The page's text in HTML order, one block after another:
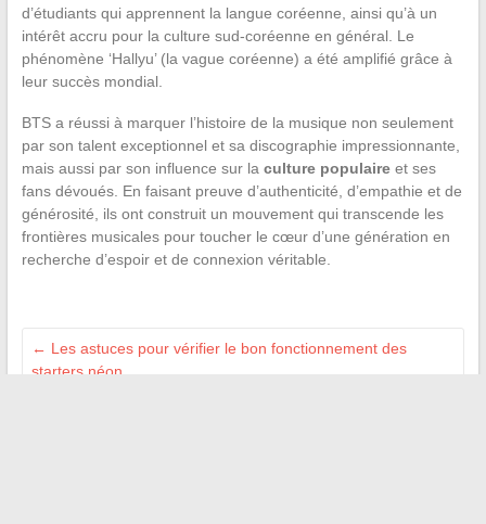
d’étudiants qui apprennent la langue coréenne, ainsi qu’à un
intérêt accru pour la culture sud-coréenne en général. Le
phénomène ‘Hallyu’ (la vague coréenne) a été amplifié grâce à
leur succès mondial.
BTS a réussi à marquer l’histoire de la musique non seulement
par son talent exceptionnel et sa discographie impressionnante,
mais aussi par son influence sur la culture populaireet ses
fans dévoués. En faisant preuve d’authenticité, d’empathie et de
générosité, ils ont construit un mouvement qui transcende les
frontières musicales pour toucher le cœur d’une génération en
recherche d’espoir et de connexion véritable.
← Les astuces pour vérifier le bon fonctionnement des
starters néon